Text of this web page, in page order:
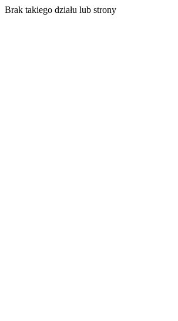
Brak takiego działu lub strony